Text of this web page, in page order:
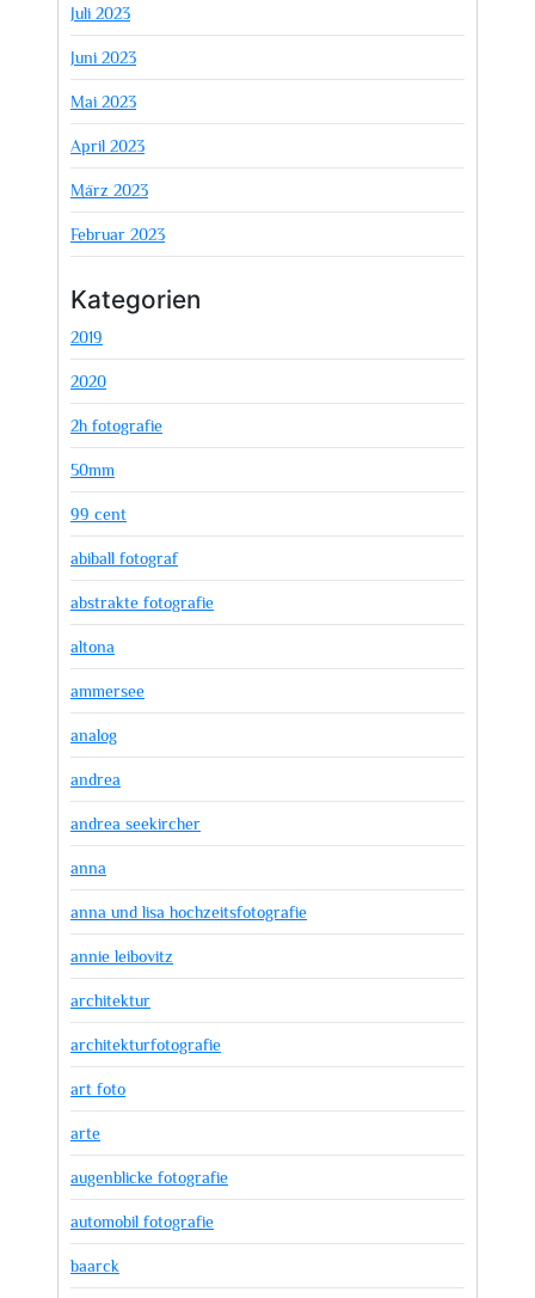
Juli 2023
Juni 2023
Mai 2023
April 2023
März 2023
Februar 2023
Kategorien
2019
2020
2h fotografie
50mm
99 cent
abiball fotograf
abstrakte fotografie
altona
ammersee
analog
andrea
andrea seekircher
anna
anna und lisa hochzeitsfotografie
annie leibovitz
architektur
architekturfotografie
art foto
arte
augenblicke fotografie
automobil fotografie
baarck